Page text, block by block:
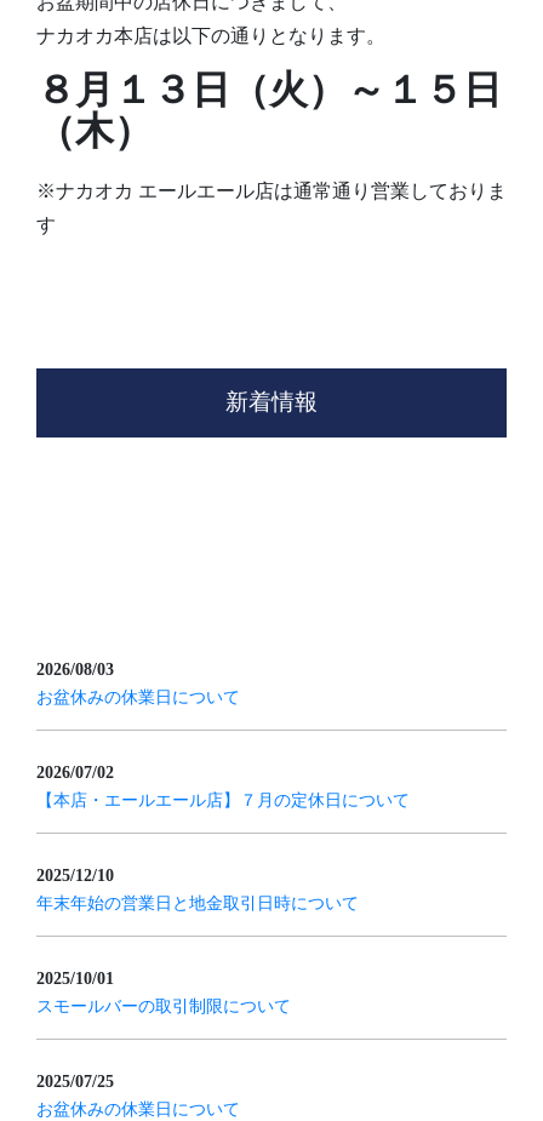
ナカオカ本店は以下の通りとなります。
８月１３ 日（火）～１５日
（木）
※ナカオカ エールエール店は通常通り営業しておりま
す
新着情報
2026/08/03
お盆休みの休業日について
2026/07/02
【本店・エールエール店】７月の定休日について
2025/12/10
年末年始の営業日と地金取引日時について
2025/10/01
スモールバーの取引制限について
2025/07/25
お盆休みの休業日について